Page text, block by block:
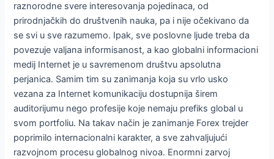
raznorodne svere interesovanja pojedinaca, od
prirodnjačkih do društvenih nauka, pa i nije očekivano da
se svi u sve razumemo. Ipak, sve poslovne ljude treba da
povezuje valjana informisanost, a kao globalni informacioni
medij Internet je u savremenom društvu apsolutna
perjanica. Samim tim su zanimanja koja su vrlo usko
vezana za Internet komunikaciju dostupnija širem
auditorijumu nego profesije koje nemaju prefiks global u
svom portfoliu. Na takav način je zanimanje Forex trejder
poprimilo internacionalni karakter, a sve zahvaljujući
razvojnom procesu globalnog nivoa. Enormni zarvoj